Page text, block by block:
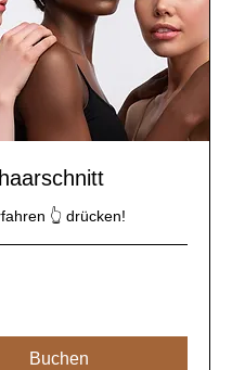
👆 drücken!
Buchen